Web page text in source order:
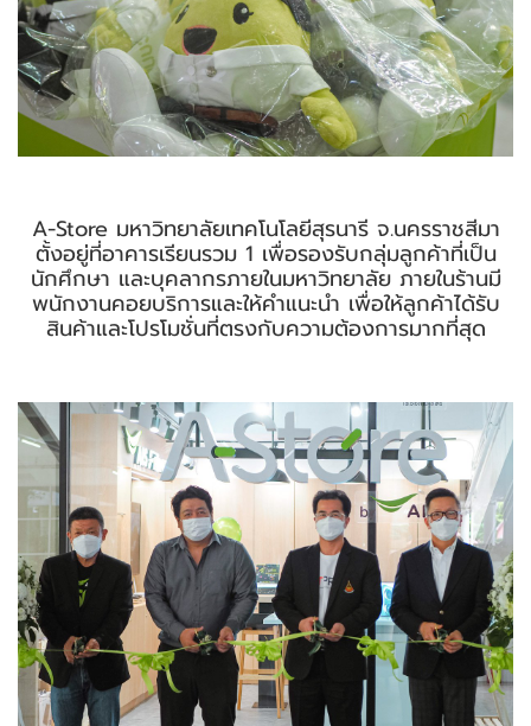
A-Store มหาวิทยาลัยเทคโนโลยีสุรนารี จ.นครราชสีมา
ตั้งอยู่ที่อาคารเรียนรวม 1 เพื่อรองรับกลุ่มลูกค้าที่เป็น
นักศึกษา และบุคลากรภายในมหาวิทยาลัย ภายในร้านมี
พนักงานคอยบริการและให้คำแนะนำ เพื่อให้ลูกค้าได้รับ
สินค้าและโปรโมชั่นที่ตรงกับความต้องการมากที่สุด